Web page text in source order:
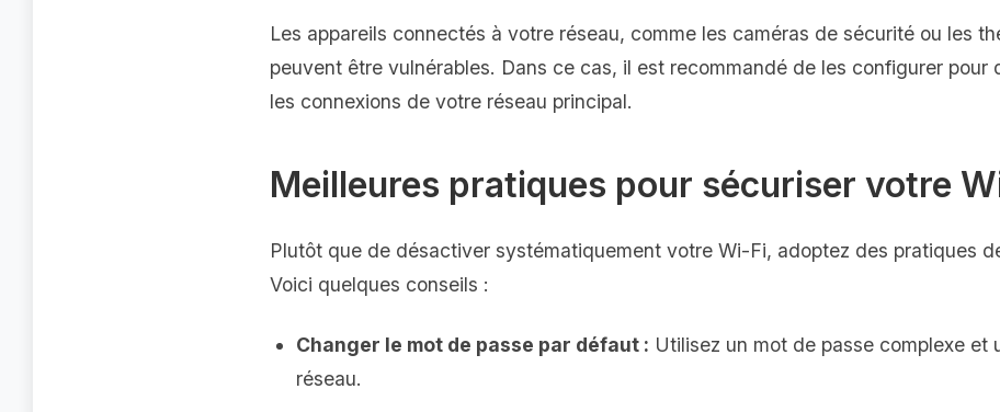
Les appareils connectés à votre réseau, comme les caméras de sécurité ou les
peuvent être vulnérables. Dans ce cas, il est recommandé de les configurer
les connexions de votre réseau principal.
Meilleures pratiques pour sécuriser votre
Plutôt que de désactiver systématiquement votre Wi-Fi, adoptez des pratiques
Voici quelques conseils :
Changer le mot de passe par défaut : Utilisez un mot de passe complexe et
réseau.